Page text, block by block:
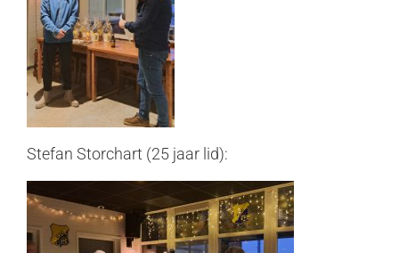
Stefan Storchart (25 jaar lid):